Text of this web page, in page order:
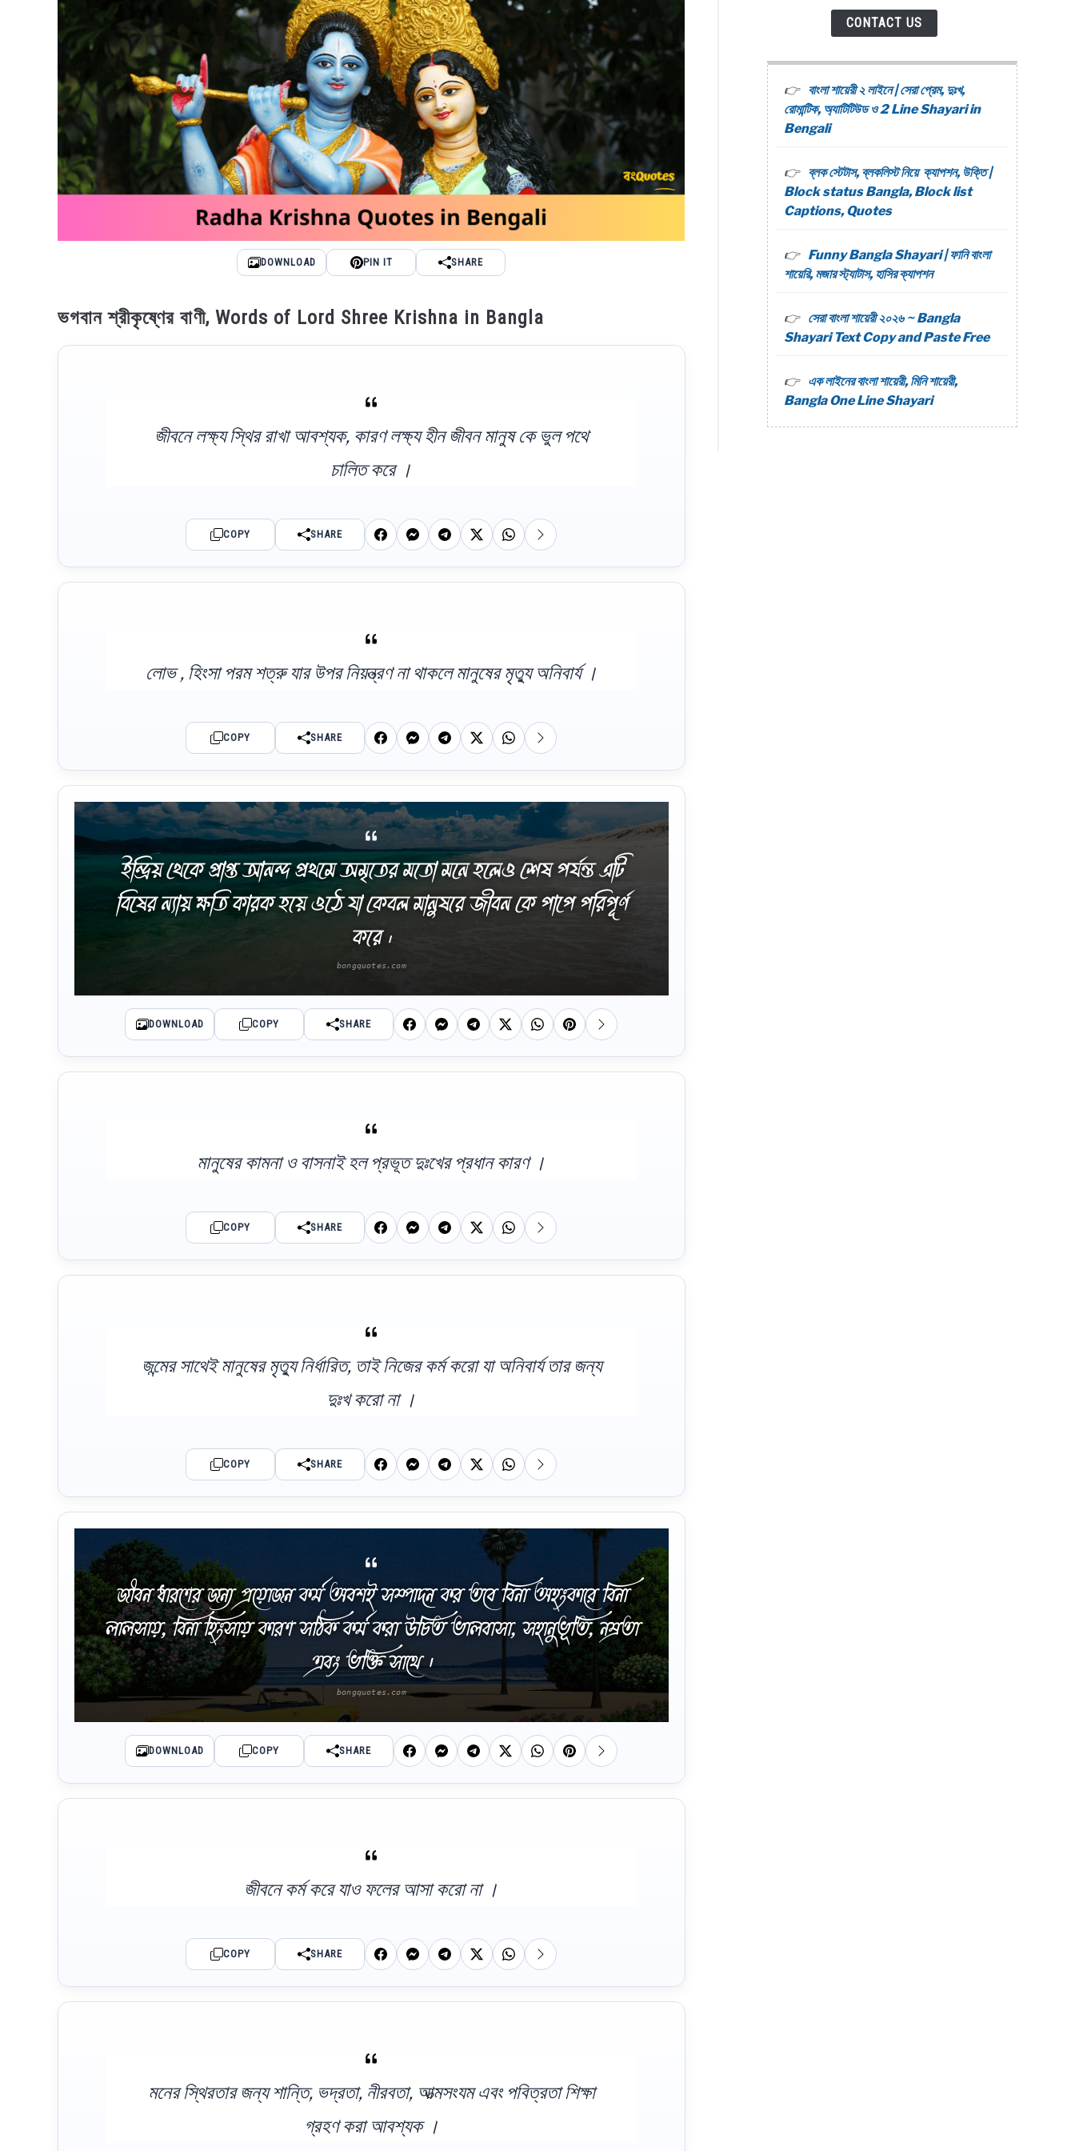
DOWNLOAD PIN IT SHARE
ভগবান শ্রীকৃষ্ণের বাণী, Words of Lord Shree Krishna in Bangla
জীবনে লক্ষ্য স্থির রাখা আবশ্যক, কারণ লক্ষ্য হীন জীবন মানুষ কে ভুল পথে
চালিত করে ।
COPY SHARE
লোভ , হিংসা পরম শত্রু যার উপর নিয়ন্ত্রণ না থাকলে মানুষের মৃত্যু অনিবার্য ।
COPY SHARE
ইন্দ্রিয় থেকে প্রাপ্ত আনন্দ প্রথমে অমৃতের মতো মনে হলেও শেষ পর্যন্ত এটি
বিষের ন্যায় ক্ষতি কারক হয়ে ওঠে যা কেবল মানুষরে জীবন কে পাপে পরিপূর্ণ
করে ।
DOWNLOAD COPY SHARE
মানুষের কামনা ও বাসনাই হল প্রভূত দুঃখের প্রধান কারণ ।
COPY SHARE
জন্মের সাথেই মানুষের মৃত্যু নির্ধারিত, তাই নিজের কর্ম করো যা অনিবার্য তার জন্য
দুঃখ করো না ।
COPY SHARE
জীবন ধারণের জন্য প্রয়োজন কর্ম অবশই সম্পাদন কর তবে বিনা অহংকারে বিনা
লালসায়, বিনা হিংসায় কারণ সঠিক কর্ম করা উচিত ভালবাসা, সহানুভূতি, নম্রতা
এবং ভক্তি সাথে ।
DOWNLOAD COPY SHARE
জীবনে কর্ম করে যাও ফলের আসা করো না ।
COPY SHARE
মনের স্থিরতার জন্য শান্তি, ভদ্রতা, নীরবতা, আত্মসংযম এবং পবিত্রতা শিক্ষা
গ্রহণ করা আবশ্যক ।
CONTACT US
বাংলা শায়েরী ২ লাইনে | সেরা প্রেম, দুঃখ,
রোমান্টিক, অ্যাটিটিউড ও 2 Line Shayari in
Bengali
ব্লক স্টেটাস, ব্লকলিস্ট নিয়ে ক্যাপশন, উক্তি |
Block status Bangla, Block list
Captions, Quotes
Funny Bangla Shayari | ফানি বাংলা
শায়েরি, মজার স্ট্যাটাস, হাসির ক্যাপশন
সেরা বাংলা শায়েরী ২০২৬ ~ Bangla
Shayari Text Copy and Paste Free
এক লাইনের বাংলা শায়েরী, মিনি শায়েরী,
Bangla One Line Shayari